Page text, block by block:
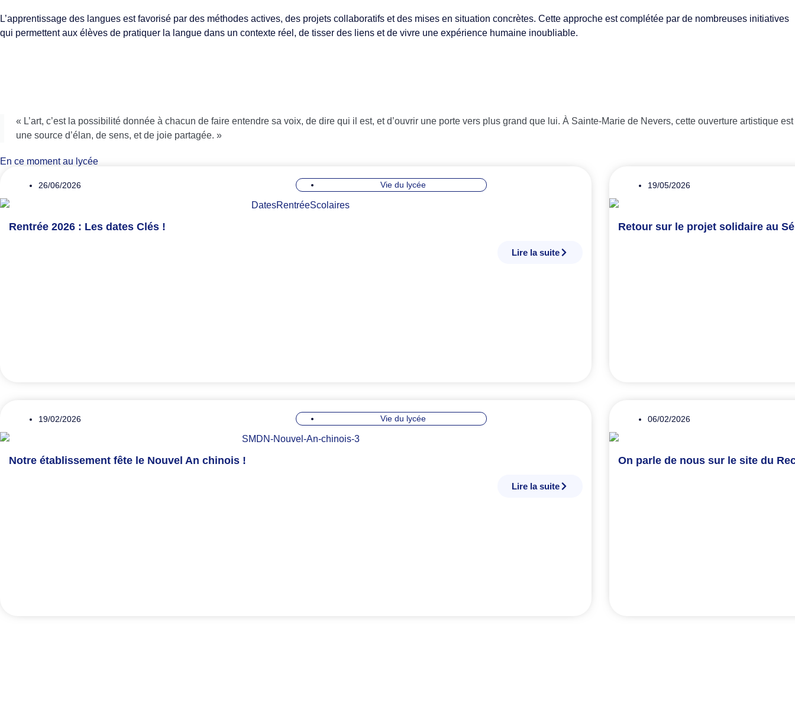
L’apprentissage des langues est favorisé par des méthodes actives, des projets collaboratifs et des mises en situation concrètes. Cette approche est complétée par de nombreuses initiatives
qui permettent aux élèves de pratiquer la langue dans un contexte réel, de tisser des liens et de vivre une expérience humaine inoubliable.
« L’art, c’est la possibilité donnée à chacun de faire entendre sa voix, de dire qui il est, et d’ouvrir une porte vers plus grand que lui. À Sainte-Marie de Nevers, cette ouverture artistique est
une source d’élan, de sens, et de joie partagée. »
En ce moment au lycée
26/06/2026 Vie du lycée
Rentrée 2026 : Les dates Clés !
Lire la suite
19/05/2026
Retour sur le projet solidaire au
19/02/2026 Vie du lycée
Notre établissement fête le Nouvel An chinois !
Lire la suite
06/02/2026
On parle de nous sur le site du